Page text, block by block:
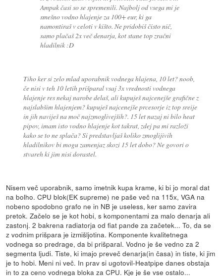
Ampak časi so se spremenili. Najbolj od vsega mi je
smešno vodno hlajenje za 100+ eur, ki ga
namontiraš v celoti v kišto. Ne pridobiš čisto nič,
samo plačaš 2x več denarja, kot stane top zračni
hladilnik :D
Tiho ker si zelo mlad uporabnik vodnega hlajena, 10 let? noob,
če nisi v teh 10 letih prišparal vsaj 3x vrednosti vodnega
hlajenje res nekaj narobe delaš, ali kupuješ najcenejše grafične z
najslabšim hlajenjem? kupuješ najcenejše prcesorje iz top sreije
in jih naviješ na moč najzmoglivejših?. 15 let nazaj ni bilo heat
pipov, imam isto vodno hlajenje kot takrat, zdej pa mi razloži
kako se to ne splača? Si predstavljaš koliko zmoglijivih
hladilnikov bi mogu zamenjaz skozi 15 let dobo? Ne govori o
stvareh ki jim nisi dorastel.
Nisem več uporabnik, samo imetnik kupa krame, ki bi jo moral dat
na bolho. CPU blok(EK supreme) ne paše več na 115x, VGA na
nobeno spodobno grafo ne in NB je useless, ker samo zavira
pretok. Začelo se je kot hobi, s komponentami za malo denarja ali
zastonj. 2 bakrena radiatorja od fiat pande za začetek... To, da se
z vodnim prišpara je izmišljotina. Komponente kvalitetnega
vodnega so predrage, da bi prišparal. Vodno je še vedno za 2
segmenta ljudi. Tiste, ki imajo preveč denarja(in časa) in tiste, ki jim
je to hobi. Meni ni več. In prav si ugotovil-Heatpipe danes obstaja
in to za ceno vodnega bloka za CPU. Kje je še vse ostalo...